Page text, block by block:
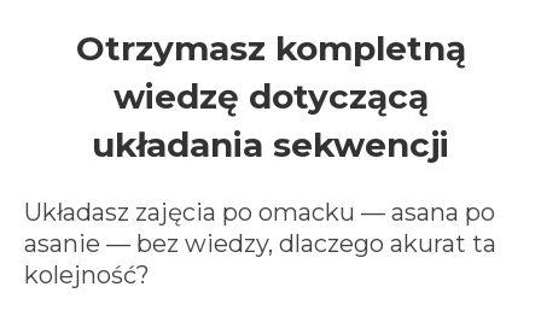
Otrzymasz kompletną
wiedzę dotyczącą
układania sekwencji
Układasz zajęcia po omacku — asana po
asanie — bez wiedzy, dlaczego akurat ta
kolejność?